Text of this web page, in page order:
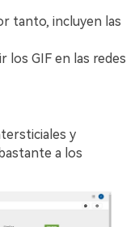
tanto, incluyen las
los GIF en las redes
y
a los